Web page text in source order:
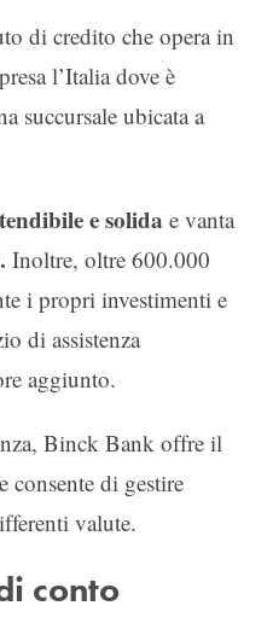
di credito che opera in
l’Italia dove è
succursale ubicata a
e solida e vanta
Inoltre, oltre 600.000
i propri investimenti e
di assistenza
aggiunto.
Binck Bank offre il
consente di gestire
valute.
conto